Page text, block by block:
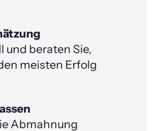
und beraten Sie,
meisten Erfolg
Abmahnung